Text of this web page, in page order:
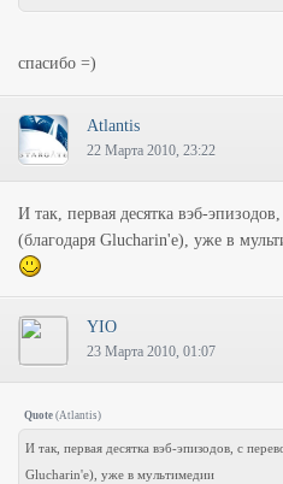
спасибо =)
Atlantis
22 Марта 2010, 23:22
И так, первая десятка вэб-
(благодаря Glucharin'e), уже в
YIO
23 Марта 2010, 01:07
Quote (Atlantis)
И так, первая десятка вэб-эпизодов, с
Glucharin'e), уже в мультимедии